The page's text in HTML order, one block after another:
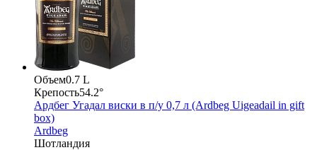
Объем0.7 L
Крепость54.2°
Ардбег Угадал виски в п/у 0,7 л (Ardbeg Uigeadail in gift
box)
Ardbeg
Шотландия